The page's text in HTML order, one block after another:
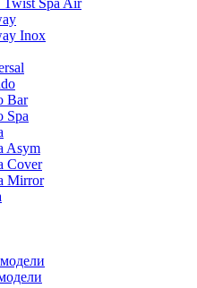
Twist Spa Air
Inox
Bar
Spa
Asym
Cover
Mirror